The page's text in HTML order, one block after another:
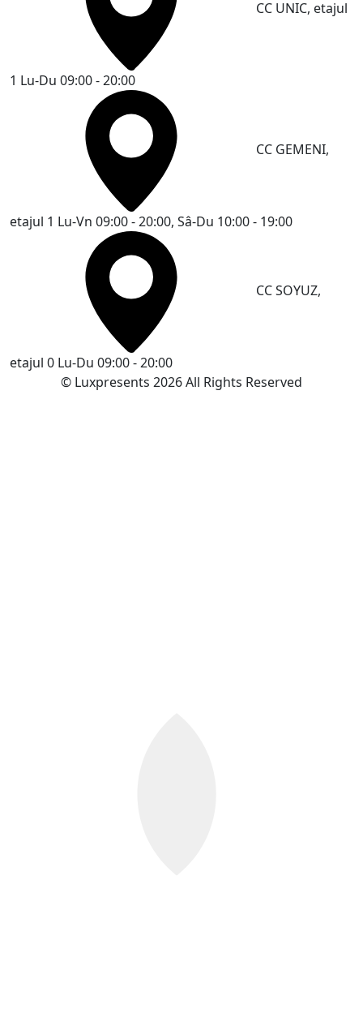
CC UNIC, etajul
1 Lu-Du 09:00 - 20:00
CC GEMENI,
etajul 1 Lu-Vn 09:00 - 20:00, Sâ-Du 10:00 - 19:00
CC SOYUZ,
etajul 0 Lu-Du 09:00 - 20:00
© Luxpresents 2026 All Rights Reserved